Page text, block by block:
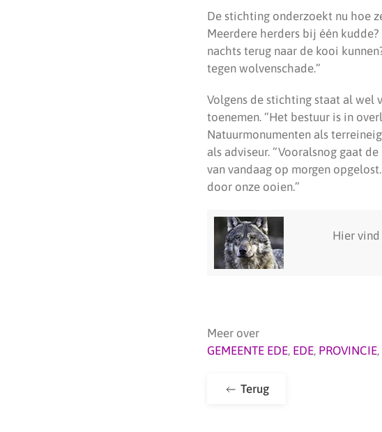
De stichting onderzoekt nu hoe
Meerdere herders bij één
nachts terug naar de kooi
tegen wolvenschade.”
Volgens de stichting staat al wel
toenemen. “Het bestuur is in
Natuurmonumenten als
als adviseur. “Vooralsnog gaat
van vandaag op morgen
door onze ooien.”
Hier
Meer over
GEMEENTE EDE, EDE, PROVINCIE,
Terug